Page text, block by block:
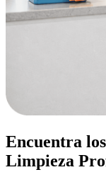
Encuentra
Limpieza